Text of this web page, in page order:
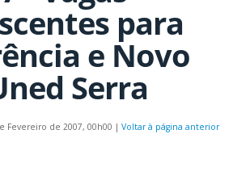
para
e Novo
Serra
Fevereiro de 2007, 00h00 | Voltar à página anterior